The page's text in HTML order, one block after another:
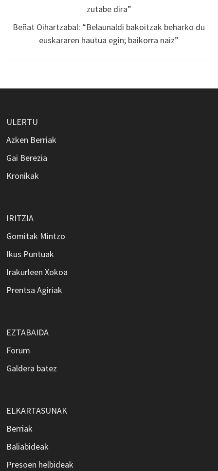
zutabe dira”
Beñat Oihartzabal: “Belaunaldi bakoitzak beharko du
euskararen hautua egin; baikorra naiz”
ULERTU
Azken Berriak
Gai Berezia
Kronikak
IRITZIA
Gomitak Mintzo
Ikus Puntuak
Irakurleen Xokoa
Prentsa Agiriak
EZTABAIDA
Forum
Galdera batez
ELKARTASUNAK
Berriak
Baliabideak
Presoen helbideak